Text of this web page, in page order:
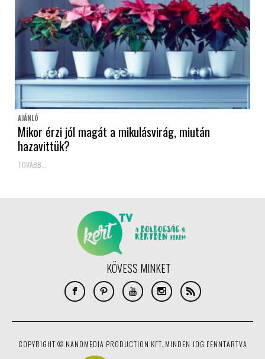
AJÁNLÓ
Mikor érzi jól magát a mikulásvirág, miután
hazavittük?
TOVÁBB...
KÖVESS MINKET
COPYRIGHT © NANOMEDIA PRODUCTION KFT. MINDEN JOG FENNTARTVA